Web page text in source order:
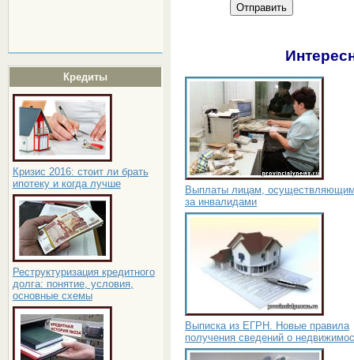
Кредиты
Кризис 2016: стоит ли брать
ипотеку и когда лучше
Реструктуризация кредитного
долга: понятие, условия,
основные схемы
Отправить
Выплаты лицам,
за инвалидами
Выписка из ЕГРН. Новые правила
получения сведений о